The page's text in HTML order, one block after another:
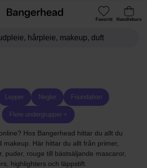
Favoritt Handlekurv
Lepper Negler Foundation
Flere undergrupper +
Hos Bangerhead hittar du allt du
makeup. Här hittar du allt från primer,
puder, rouge till bästsäljande mascaror,
highlighters och läppstift.